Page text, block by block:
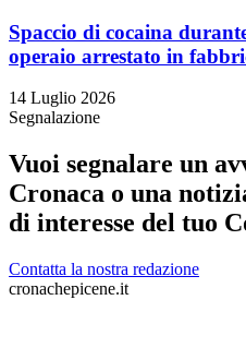
Spaccio di cocaina
operaio arrestato in
14 Luglio 2026
Segnalazione
Vuoi segnalare un
Cronaca o una
di interesse del tuo
Contatta la nostra redazione
cronachepicene.it